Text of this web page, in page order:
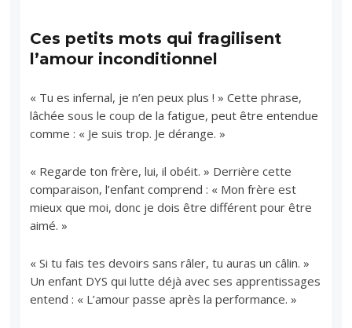
Ces petits mots qui fragilisent
l’amour inconditionnel
« Tu es infernal, je n’en peux plus ! » Cette phrase,
lâchée sous le coup de la fatigue, peut être entendue
comme : « Je suis trop. Je dérange. »
« Regarde ton frère, lui, il obéit. » Derrière cette
comparaison, l’enfant comprend : « Mon frère est
mieux que moi, donc je dois être différent pour être
aimé. »
« Si tu fais tes devoirs sans râler, tu auras un câlin. »
Un enfant DYS qui lutte déjà avec ses apprentissages
entend : « L’amour passe après la performance. »